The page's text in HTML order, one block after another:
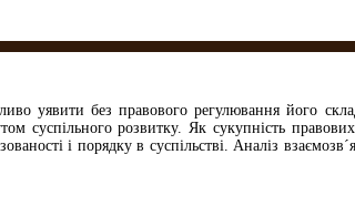
уявити без правового регулювання його
суспільного розвитку. Як сукупність
і порядку в суспільстві. Аналіз